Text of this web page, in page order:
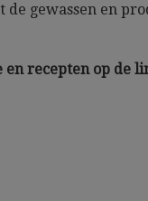
de gewassen en
recepten op de